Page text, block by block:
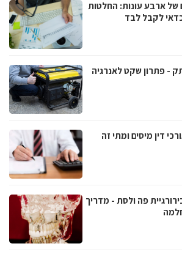
של ארבע עונות: החלטות
לקבל לבד
- פתרון שקט לאנרגיה
דין מיסים ומתי זה
פה ולסת - מדריך